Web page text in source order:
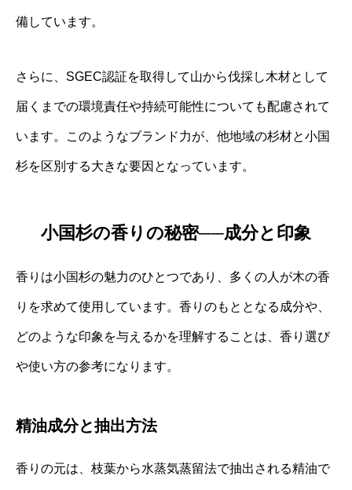
備しています。
さらに、SGEC認証を取得して山から伐採し木材として
届くまでの環境責任や持続可能性についても配慮されて
います。このようなブランド力が、他地域の杉材と小国
杉を区別する大きな要因となっています。
小国杉の香りの秘密──成分と印象
香りは小国杉の魅力のひとつであり、多くの人が木の香
りを求めて使用しています。香りのもととなる成分や、
どのような印象を与えるかを理解することは、香り選び
や使い方の参考になります。
精油成分と抽出方法
香りの元は、枝葉から水蒸気蒸留法で抽出される精油で